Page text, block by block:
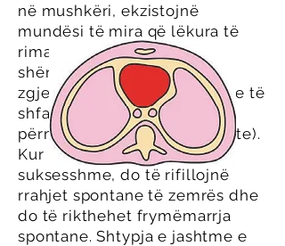
në mushkëri, ekzistojnë
mundësi të mira që lëkura të
rimarri ngjyrën e saj të
shëndetshme, pupilat e
zgjeruara të ngushtohen, dhe të
shfaqen shenjat e tjera të
përmirësimit (shiko me poshte).
Kur kjo proçedurë është e
suksesshme, do të rifillojnë
rrahjet spontane të zemrës dhe
do të rikthehet frymëmarrja
spontane. Shtypja e jashtme e